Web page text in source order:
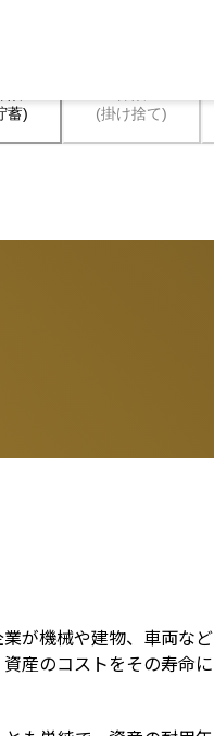
蓄)
(掛け捨て)
が機械や建物、車両など
産のコストをその寿命に